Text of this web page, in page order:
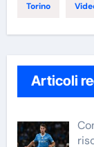
Torino
Articoli